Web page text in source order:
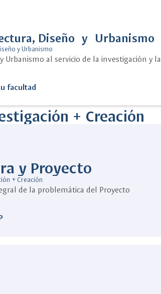
Diseño y Urbanismo
y Urbanismo
Urbanismo al servicio de la investigación y la
facultad
+ Creación
y Proyecto
+ Creación
de la problemática del Proyecto